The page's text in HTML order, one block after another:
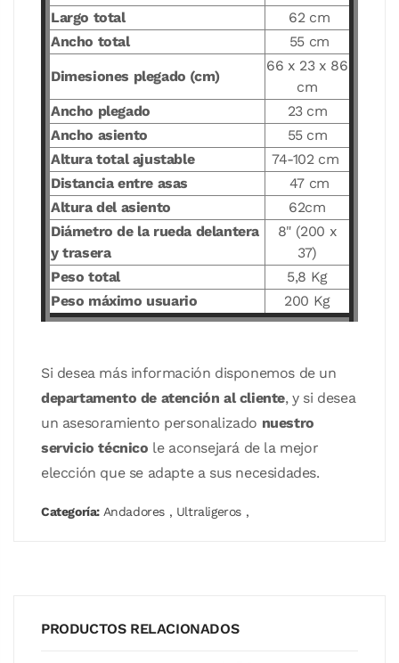
Largo total
62 cm
Ancho total
55 cm
Dimesiones plegado (cm)
66 x 23 x 86
cm
Ancho plegado
23 cm
Ancho asiento
55 cm
Altura total ajustable
74-102 cm
Distancia entre asas
47 cm
Altura del asiento
62cm
Diámetro de la rueda delantera
y trasera
8" (200 x
37)
Peso total
5,8 Kg
Peso máximo usuario
200 Kg
Si desea más información disponemos de un
departamento de atención al cliente, y si desea
un asesoramiento personalizado nuestro
servicio técnico le aconsejará de la mejor
elección que se adapte a sus necesidades.
Categoría: Andadores , Ultraligeros ,
PRODUCTOS RELACIONADOS